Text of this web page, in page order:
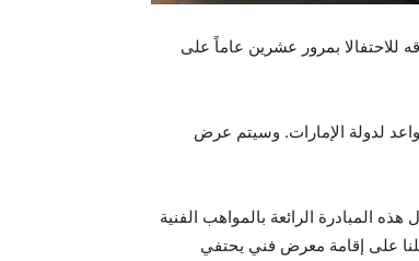
للاحتفالا بمرور عشرين عاماً على
لدولة الإمارات. وسيتم عرض
المبادرة الرائعة بالمواهب الفنية
على إقامة معرض فني يحتفي